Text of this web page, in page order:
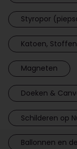
Styropor
Katoen,
Magneten
Doeken &
Schilderen op
Ballonnen en